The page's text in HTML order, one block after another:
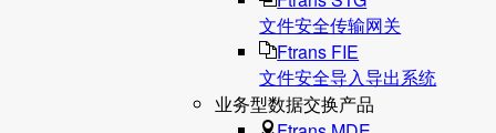
文件安全传输网关
Ftrans FIE
文件安全导入导出系统
业务型数据交换产品